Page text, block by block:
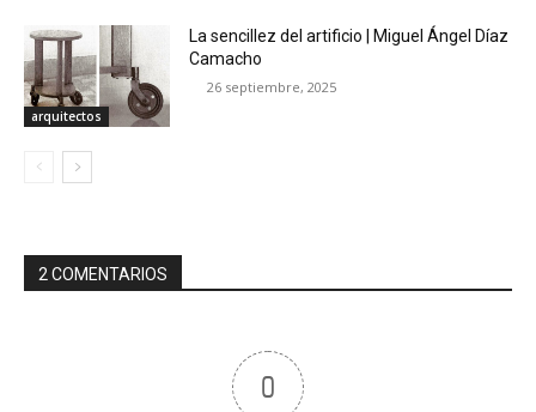
arquitectos
La sencillez del artificio | Miguel Ángel Díaz
Camacho
26 septiembre, 2025
2 COMENTARIOS
0